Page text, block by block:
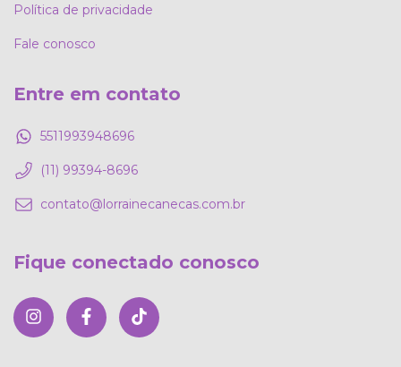
Política de privacidade
Fale conosco
Entre em contato
5511993948696
(11) 99394-8696
contato@lorrainecanecas.com.br
Fique conectado conosco